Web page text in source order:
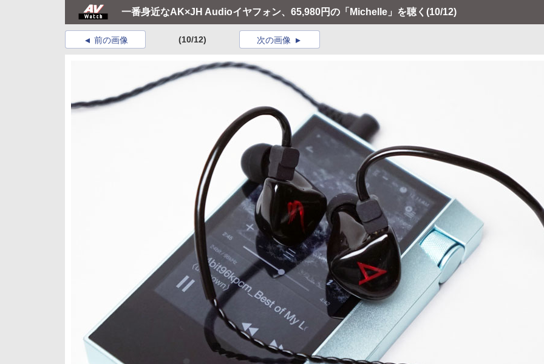
一番身近なAK×JH Audioイヤフォン、65,980円の「Michelle」を聴く (10/12)
前の画像 (10/12) 次の画像